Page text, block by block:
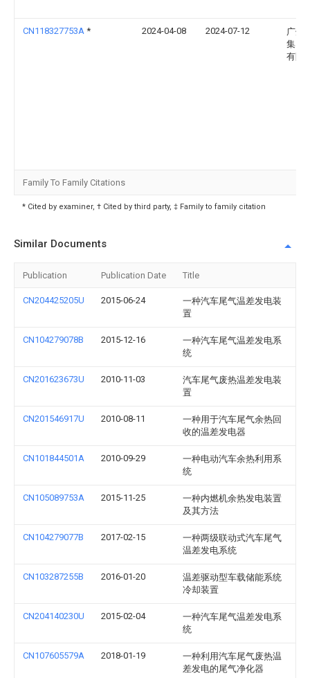
CN118327753A * 2024-04-08 2024-07-12
广州
集团
有限
Family To Family Citations
* Cited by examiner, † Cited by third party, ‡ Family to family citation
Similar Documents
Publication Publication Date Title
CN204425205U 2015-06-24
一种汽车尾气温差发电装
置
CN104279078B 2015-12-16
一种汽车尾气温差发电系
统
CN201623673U 2010-11-03
汽车尾气废热温差发电装
置
CN201546917U 2010-08-11
一种用于汽车尾气余热回
收的温差发电器
CN101844501A 2010-09-29
一种电动汽车余热利用系
统
CN105089753A 2015-11-25
一种内燃机余热发电装置
及其方法
CN104279077B 2017-02-15
一种两级联动式汽车尾气
温差发电系统
CN103287255B 2016-01-20
温差驱动型车载储能系统
冷却装置
CN204140230U 2015-02-04
一种汽车尾气温差发电系
统
CN107605579A 2018-01-19
一种利用汽车尾气废热温
差发电的尾气净化器